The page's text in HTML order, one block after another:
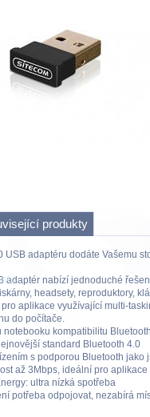
produkty
USB adaptéru dodáte Vašemu
adaptér nabízí jednoduché
headsety, reproduktory,
aplikace využívající multi-
do počítače.
notebooku kompatibilitu
standard Bluetooth 4.0
s podporou Bluetooth jako
až 3Mbps, ideální pro
ultra nízká spotřeba
potřeba odpojovat, nezabírá